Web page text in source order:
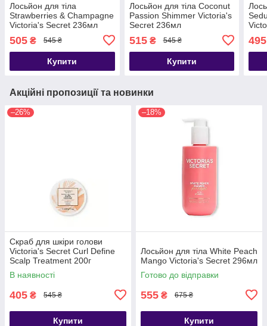
Лосьйон для тіла
Strawberries & Champagne
Victoria's Secret 236мл
505 ₴ 545 ₴
Купити
Лосьйон для тіла Coconut
Passion Shimmer Victoria's
Secret 236мл
515₴ 545 ₴
Купити
495
Акційні пропозиції та новинки
–26%
Скраб для шкіри голови
Victoria's Secret Curl Define
Scalp Treatment 200г
В наявності
405 ₴ 545 ₴
Купити
–18%
Лосьйон для тіла White Peach
Mango Victoria's Secret 296мл
Готово до відправки
555 ₴ 675 ₴
Купити